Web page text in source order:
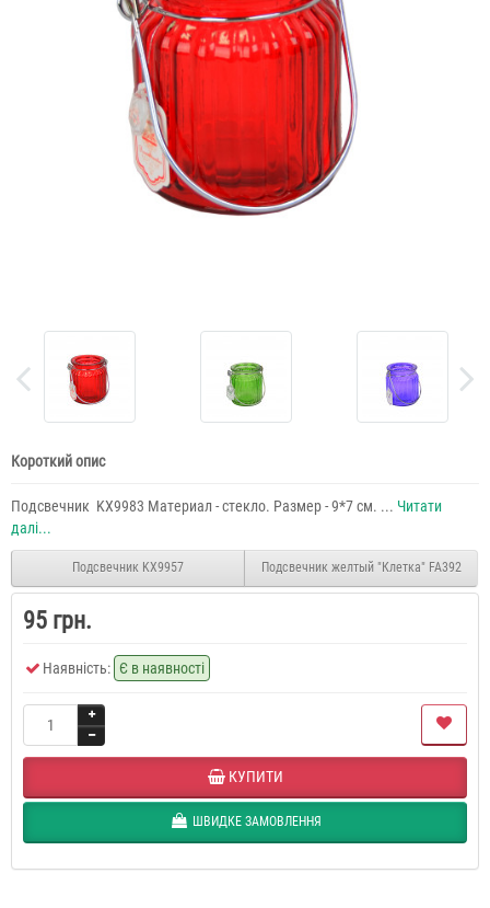
Короткий опис
Подсвечник KX9983 Материал - стекло. Размер - 9*7 см. ... Читати
далі...
Подсвечник KX9957 Подсвечник желтый "Клетка" FA392
95 грн.
Наявність: Є в наявності
КУПИТИ
ШВИДКЕ ЗАМОВЛЕННЯ